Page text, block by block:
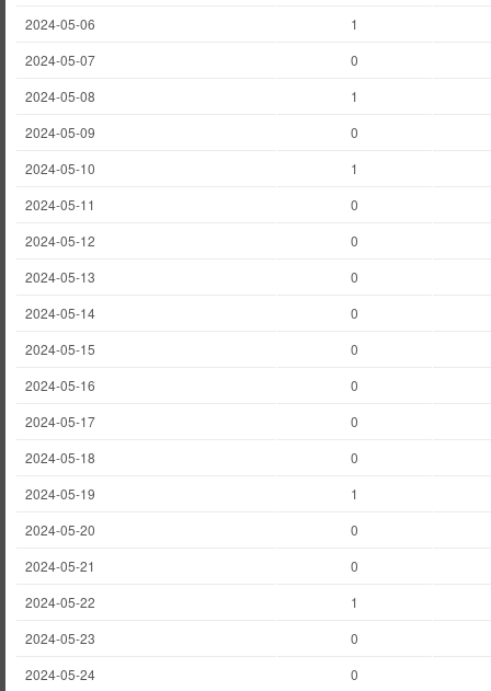
2024-05-06
1
2024-05-07
0
2024-05-08
1
2024-05-09
0
2024-05-10
1
2024-05-11
0
2024-05-12
0
2024-05-13
0
2024-05-14
0
2024-05-15
0
2024-05-16
0
2024-05-17
0
2024-05-18
0
2024-05-19
1
2024-05-20
0
2024-05-21
0
2024-05-22
1
2024-05-23
0
2024-05-24
0